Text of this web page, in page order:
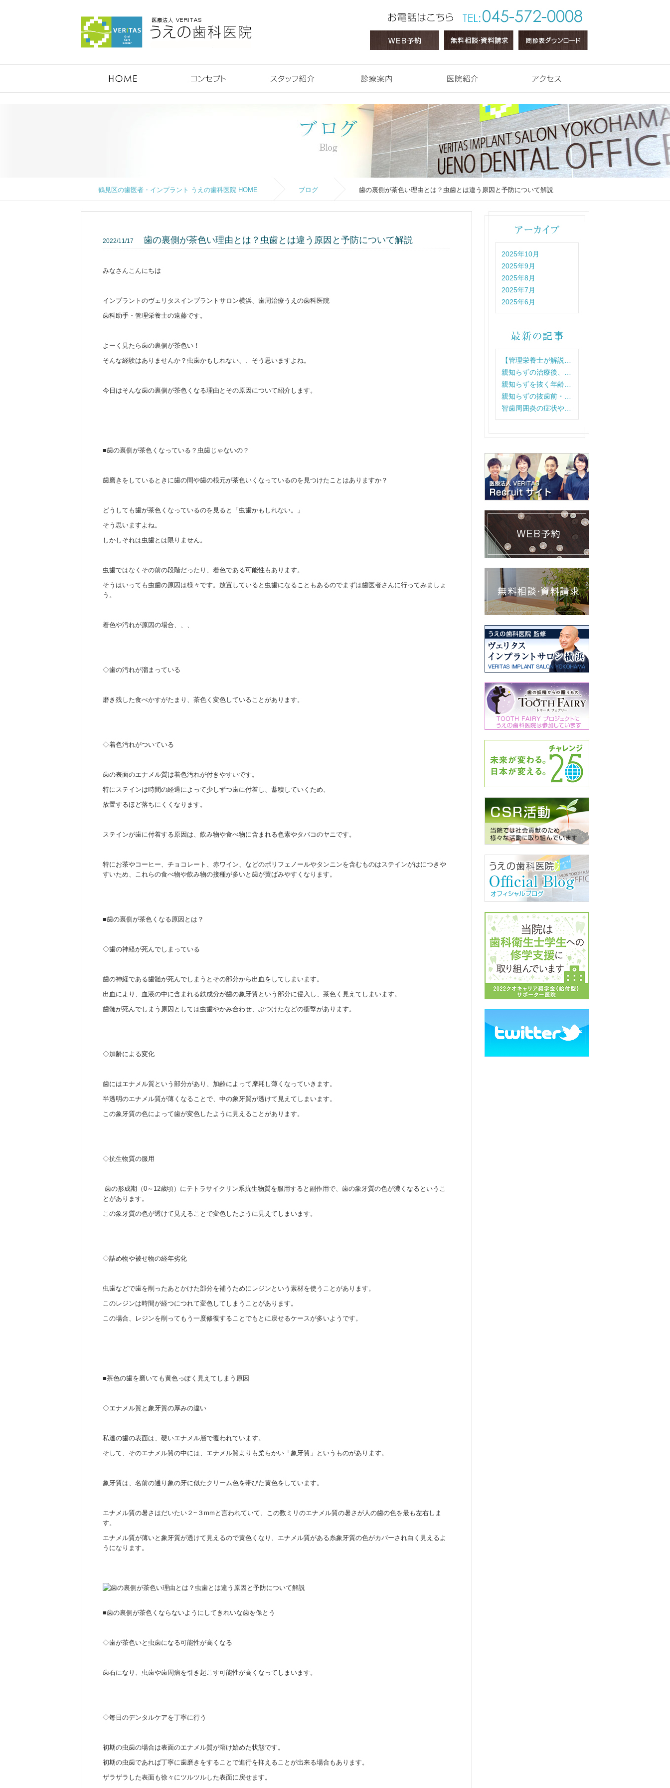
鶴見区の歯医者・インプラント うえの歯科医院 HOME ブログ 歯の裏側が茶色い理由とは？虫歯とは違う原因と予防について解説
2022/11/17 歯の裏側が茶色い理由とは？虫歯とは違う原因と予防について解説
みなさんこんにちは
インプラントのヴェリタスインプラントサロン横浜、歯周治療うえの歯科医院
歯科助手・管理栄養士の遠藤です。
よーく見たら歯の裏側が茶色い！
そんな経験はありませんか？虫歯かもしれない、、そう思いますよね。
今日はそんな歯の裏側が茶色くなる理由とその原因について紹介します。
■歯の裏側が茶色くなっている？虫歯じゃないの？
歯磨きをしているときに歯の間や歯の根元が茶色いくなっているのを見つけたことはありますか？
どうしても歯が茶色くなっているのを見ると「虫歯かもしれない。」
そう思いますよね。
しかしそれは虫歯とは限りません。
虫歯ではなくその前の段階だったり、着色である可能性もあります。
そうはいっても虫歯の原因は様々です。放置していると虫歯になることもあるのでまずは歯医者さんに行ってみましょ
う。
着色や汚れが原因の場合、、、
◇歯の汚れが溜まっている
磨き残した食べかすがたまり、茶色く変色していることがあります。
◇着色汚れがついている
歯の表面のエナメル質は着色汚れが付きやすいです。
特にステインは時間の経過によって少しずつ歯に付着し、蓄積していくため、
放置するほど落ちにくくなります。
ステインが歯に付着する原因は、飲み物や食べ物に含まれる色素やタバコのヤニです。
特にお茶やコーヒー、チョコレート、赤ワイン、などのポリフェノールやタンニンを含むものはステインがはにつきや
すいため、これらの食べ物や飲み物の接種が多いと歯が黄ばみやすくなります。
■歯の裏側が茶色くなる原因とは？
◇歯の神経が死んでしまっている
歯の神経である歯髄が死んでしまうとその部分から出血をしてしまいます。
出血により、血液の中に含まれる鉄成分が歯の象牙質という部分に侵入し、茶色く見えてしまいます。
歯髄が死んでしまう原因としては虫歯やかみ合わせ、ぶつけたなどの衝撃があります。
◇加齢による変化
歯にはエナメル質という部分があり、加齢によって摩耗し薄くなっていきます。
半透明のエナメル質が薄くなることで、中の象牙質が透けて見えてしまいます。
この象牙質の色によって歯が変色したように見えることがあります。
◇抗生物質の服用
歯の形成期（0～12歳頃）にテトラサイクリン系抗生物質を服用すると副作用で、歯の象牙質の色が濃くなるというこ
とがあります。
この象牙質の色が透けて見えることで変色したように見えてしまいます。
◇詰め物や被せ物の経年劣化
虫歯などで歯を削ったあとかけた部分を補うためにレジンという素材を使うことがあります。
このレジンは時間が経つにつれて変色してしまうことがあります。
この場合、レジンを削ってもう一度修復することでもとに戻せるケースが多いようです。
■茶色の歯を磨いても黄色っぽく見えてしまう原因
◇エナメル質と象牙質の厚みの違い
私達の歯の表面は、硬いエナメル層で覆われています。
そして、そのエナメル質の中には、エナメル質よりも柔らかい「象牙質」というものがあります。
象牙質は、名前の通り象の牙に似たクリーム色を帯びた黄色をしています。
エナメル質の暑さはだいたい２~３mmと言われていて、この数ミリのエナメル質の暑さが人の歯の色を最も左右しま
す。
エナメル質が薄いと象牙質が透けて見えるので黄色くなり、エナメル質がある糸象牙質の色がカバーされ白く見えるよ
うになります。
■歯の裏側が茶色くならないようにしてきれいな歯を保とう
◇歯が茶色いと虫歯になる可能性が高くなる
歯石になり、虫歯や歯周病を引き起こす可能性が高くなってしまいます。
◇毎日のデンタルケアを丁寧に行う
初期の虫歯の場合は表面のエナメル質が溶け始めた状態です。
初期の虫歯であれば丁寧に歯磨きをすることで進行を抑えることが出来る場合もあります。
ザラザラした表面も徐々にツルツルした表面に戻せます。
2025年10月
2025年9月
2025年8月
2025年7月
2025年6月
【管理栄養士が解説…
親知らずの治療後、…
親知らずを抜く年齢…
親知らずの抜歯前・…
智歯周囲炎の症状や…